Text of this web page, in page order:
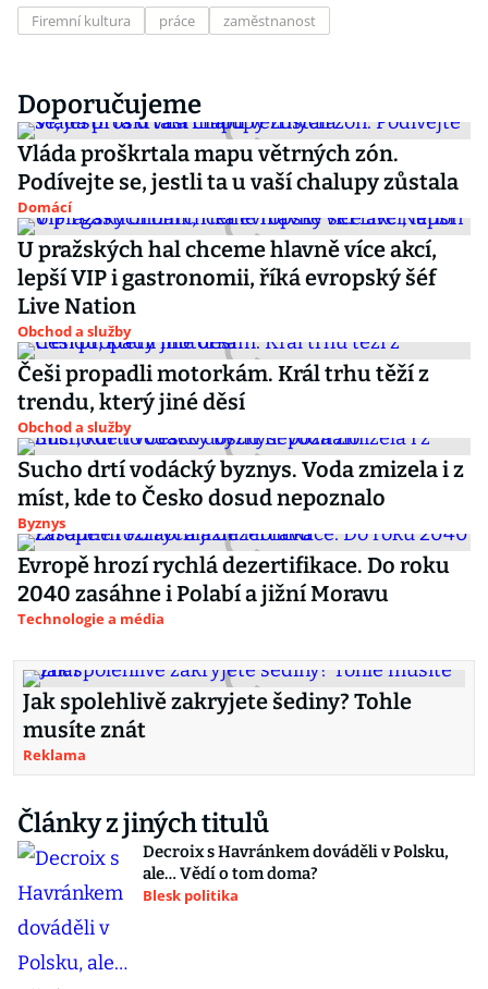
Firemní kultura práce zaměstnanost
Doporučujeme
Vláda proškrtala mapu větrných zón.
Podívejte se, jestli ta u vaší chalupy zůstala
Domácí
U pražských hal chceme hlavně více akcí,
lepší VIP i gastronomii, říká evropský šéf
Live Nation
Obchod a služby
Češi propadli motorkám. Král trhu těží z
trendu, který jiné děsí
Obchod a služby
Sucho drtí vodácký byznys. Voda zmizela i z
míst, kde to Česko dosud nepoznalo
Byznys
Evropě hrozí rychlá dezertifikace. Do roku
2040 zasáhne i Polabí a jižní Moravu
Technologie a média
Jak spolehlivě zakryjete šediny? Tohle
musíte znát
Reklama
Články z jiných titulů
Decroix s Havránkem dováděli v Polsku,
ale… Vědí o tom doma?
Blesk politika